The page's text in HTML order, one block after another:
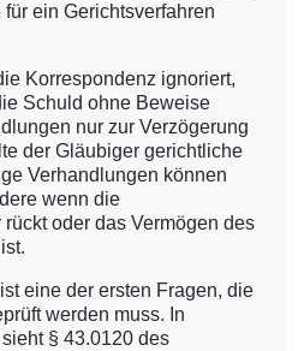
ein Gerichtsverfahren
Korrespondenz ignoriert,
Schuld ohne Beweise
nur zur Verzögerung
der Gläubiger gerichtliche
Verhandlungen können
wenn die
oder das Vermögen des
ist eine der ersten Fragen, die
werden muss. In
§ 43.0120 des